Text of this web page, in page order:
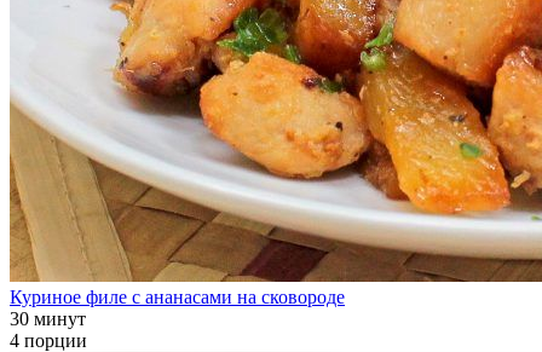
Куриное филе с ананасами на сковороде
30 минут
4 порции